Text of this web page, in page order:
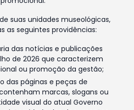
suas unidades museológicas,
as seguintes providências:
das notícias e publicações
de 2026 que caracterizem
ou promoção da gestão;
das páginas e peças de
marcas, slogans ou
visual do atual Governo